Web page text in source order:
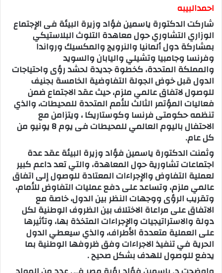
احمدالبيبه
شاركت الدكتورة ياسمين فؤاد وزيرة البيئة فى الإجتماع
الوزاري التشاوري حول معاهدة التلوث البلاستيكي
بمشاركة دول ألمانيا والنرويج والمكسيك ورواندا
وفرنسا وجامبيا وتشيلي واليابان والسويد
والمملكة المتحدة، كخطوة جديدة لحشد رؤى واحتياجات
الدول قبل خوض الجولة التفاوضية الخامسة بجنيف
للوصول لاتفاق عالمي ملزم، حيث عقد الاجتماع ضمن
فعاليات المؤتمر الثالث للأمم المتحدة للمحيطات، والذي
تنظمه حكومتى فرنسا وكوستاريكا ، ويتزامن مع
الاحتفال باليوم العالمي للمحيطات فى يوم 8 يونيو من
كل عام.
وثمنت الدكتورة ياسمين فؤاد وزيرة البيئة عقد عدة
اجتماعات تشاورية حول المعاهدة، والتي تعد داعم كبير
لعملية التفاوض والإجراءات المعتادة للوصول إلى اتفاق
عالمي ملزم، وتساعد على دفع عمليات التفاوض للأمام،
وتقريب الرؤى ووجهات النظر بين الدول، خاصة مع
الاتفاق على مراعاة الاختلاف بين الظروف الوطنية لكل
دولة والاستراتيجيات والإجراءات المتخذة بها، وتأثيرها
على العملية متعددة الأطراف، والذي سيعطي الدول
الحرية في تنفيذ الاجراءات وفق ظروفها الوطنية بما
يدفع للوصول للهدف بشكل صحيح .